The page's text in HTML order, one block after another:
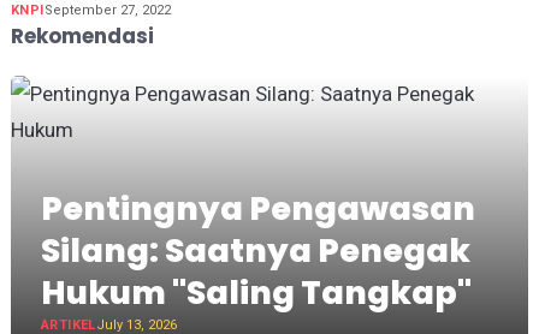
KNPISeptember 27, 2022
Rekomendasi
Pentingnya Pengawasan
Silang: Saatnya Penegak
Hukum "Saling Tangkap"
ARTIKELJuly 13, 2026